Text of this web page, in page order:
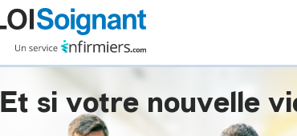
Et si votre nouvelle